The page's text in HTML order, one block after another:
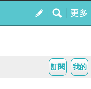
我的
訂閱